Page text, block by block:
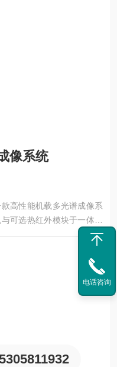
像系统
高性能机载多光谱成像系
可选热红外模块于一体，
计。多光谱相机具备7个光
外波段，配合500万像素
谱信息。高清可见光相机
辨率影像采集。后处理软
电话咨询